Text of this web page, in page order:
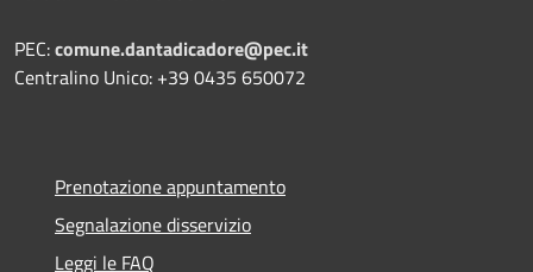
PEC:comune.dantadicadore@pec.it
Centralino Unico: +39 0435 650072
Prenotazione appuntamento
Segnalazione disservizio
Leggi le FAQ